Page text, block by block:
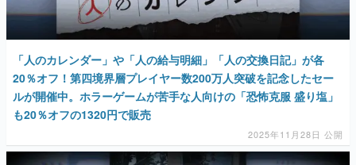
「人のカレンダー」や「人の給与明細」「人の交換日記」が各
20％オフ！第四境界層プレイヤー数200万人突破を記念したセー
ルが開催中。ホラーゲームが苦手な人向けの「恐怖克服 盛り塩」
も20％オフの1320円で販売
2025年11月28日 公開